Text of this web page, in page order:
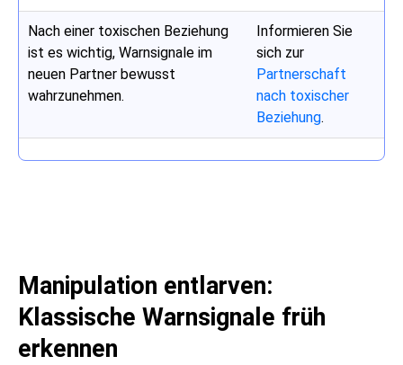
Nach einer toxischen Beziehung
ist es wichtig, Warnsignale im
neuen Partner bewusst
wahrzunehmen.
Informieren Sie
sich zur
Partnerschaft
nach toxischer
Beziehung.
Manipulation entlarven:
Klassische Warnsignale früh
erkennen